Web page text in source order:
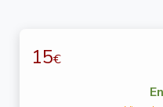
15€